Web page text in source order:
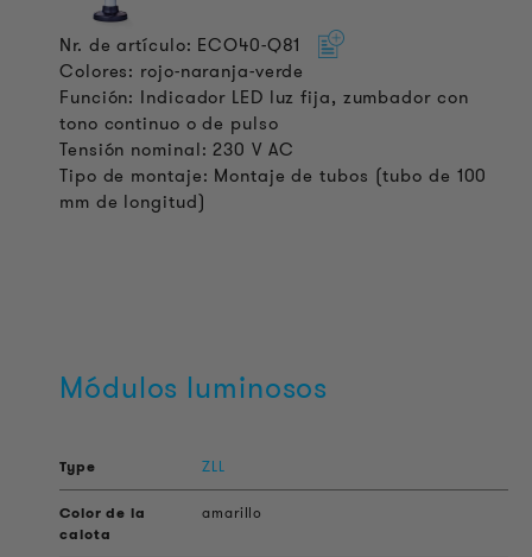
Nr. de artículo: ECO40-Q81
Colores: rojo-naranja-verde
Función: Indicador LED luz fija, zumbador con
tono continuo o de pulso
Tensión nominal: 230 V AC
Tipo de montaje: Montaje de tubos (tubo de 100
mm de longitud)
Módulos luminosos
ZLL
amarillo